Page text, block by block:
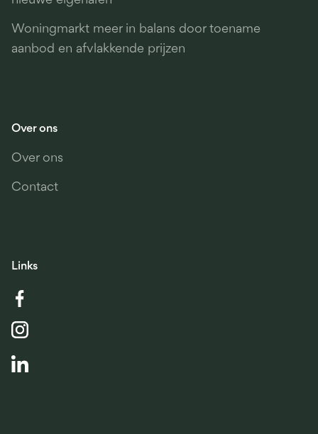
Woningmarkt meer in balans door toename
aanbod en afvlakkende prijzen
Over ons
Over ons
Contact
Links